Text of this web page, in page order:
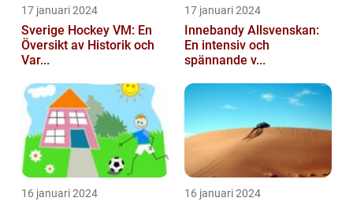
17 januari 2024
Sverige Hockey VM: En
Översikt av Historik och
Var...
17 januari 2024
Innebandy Allsvenskan:
En intensiv och
spännande v...
16 januari 2024 16 januari 2024